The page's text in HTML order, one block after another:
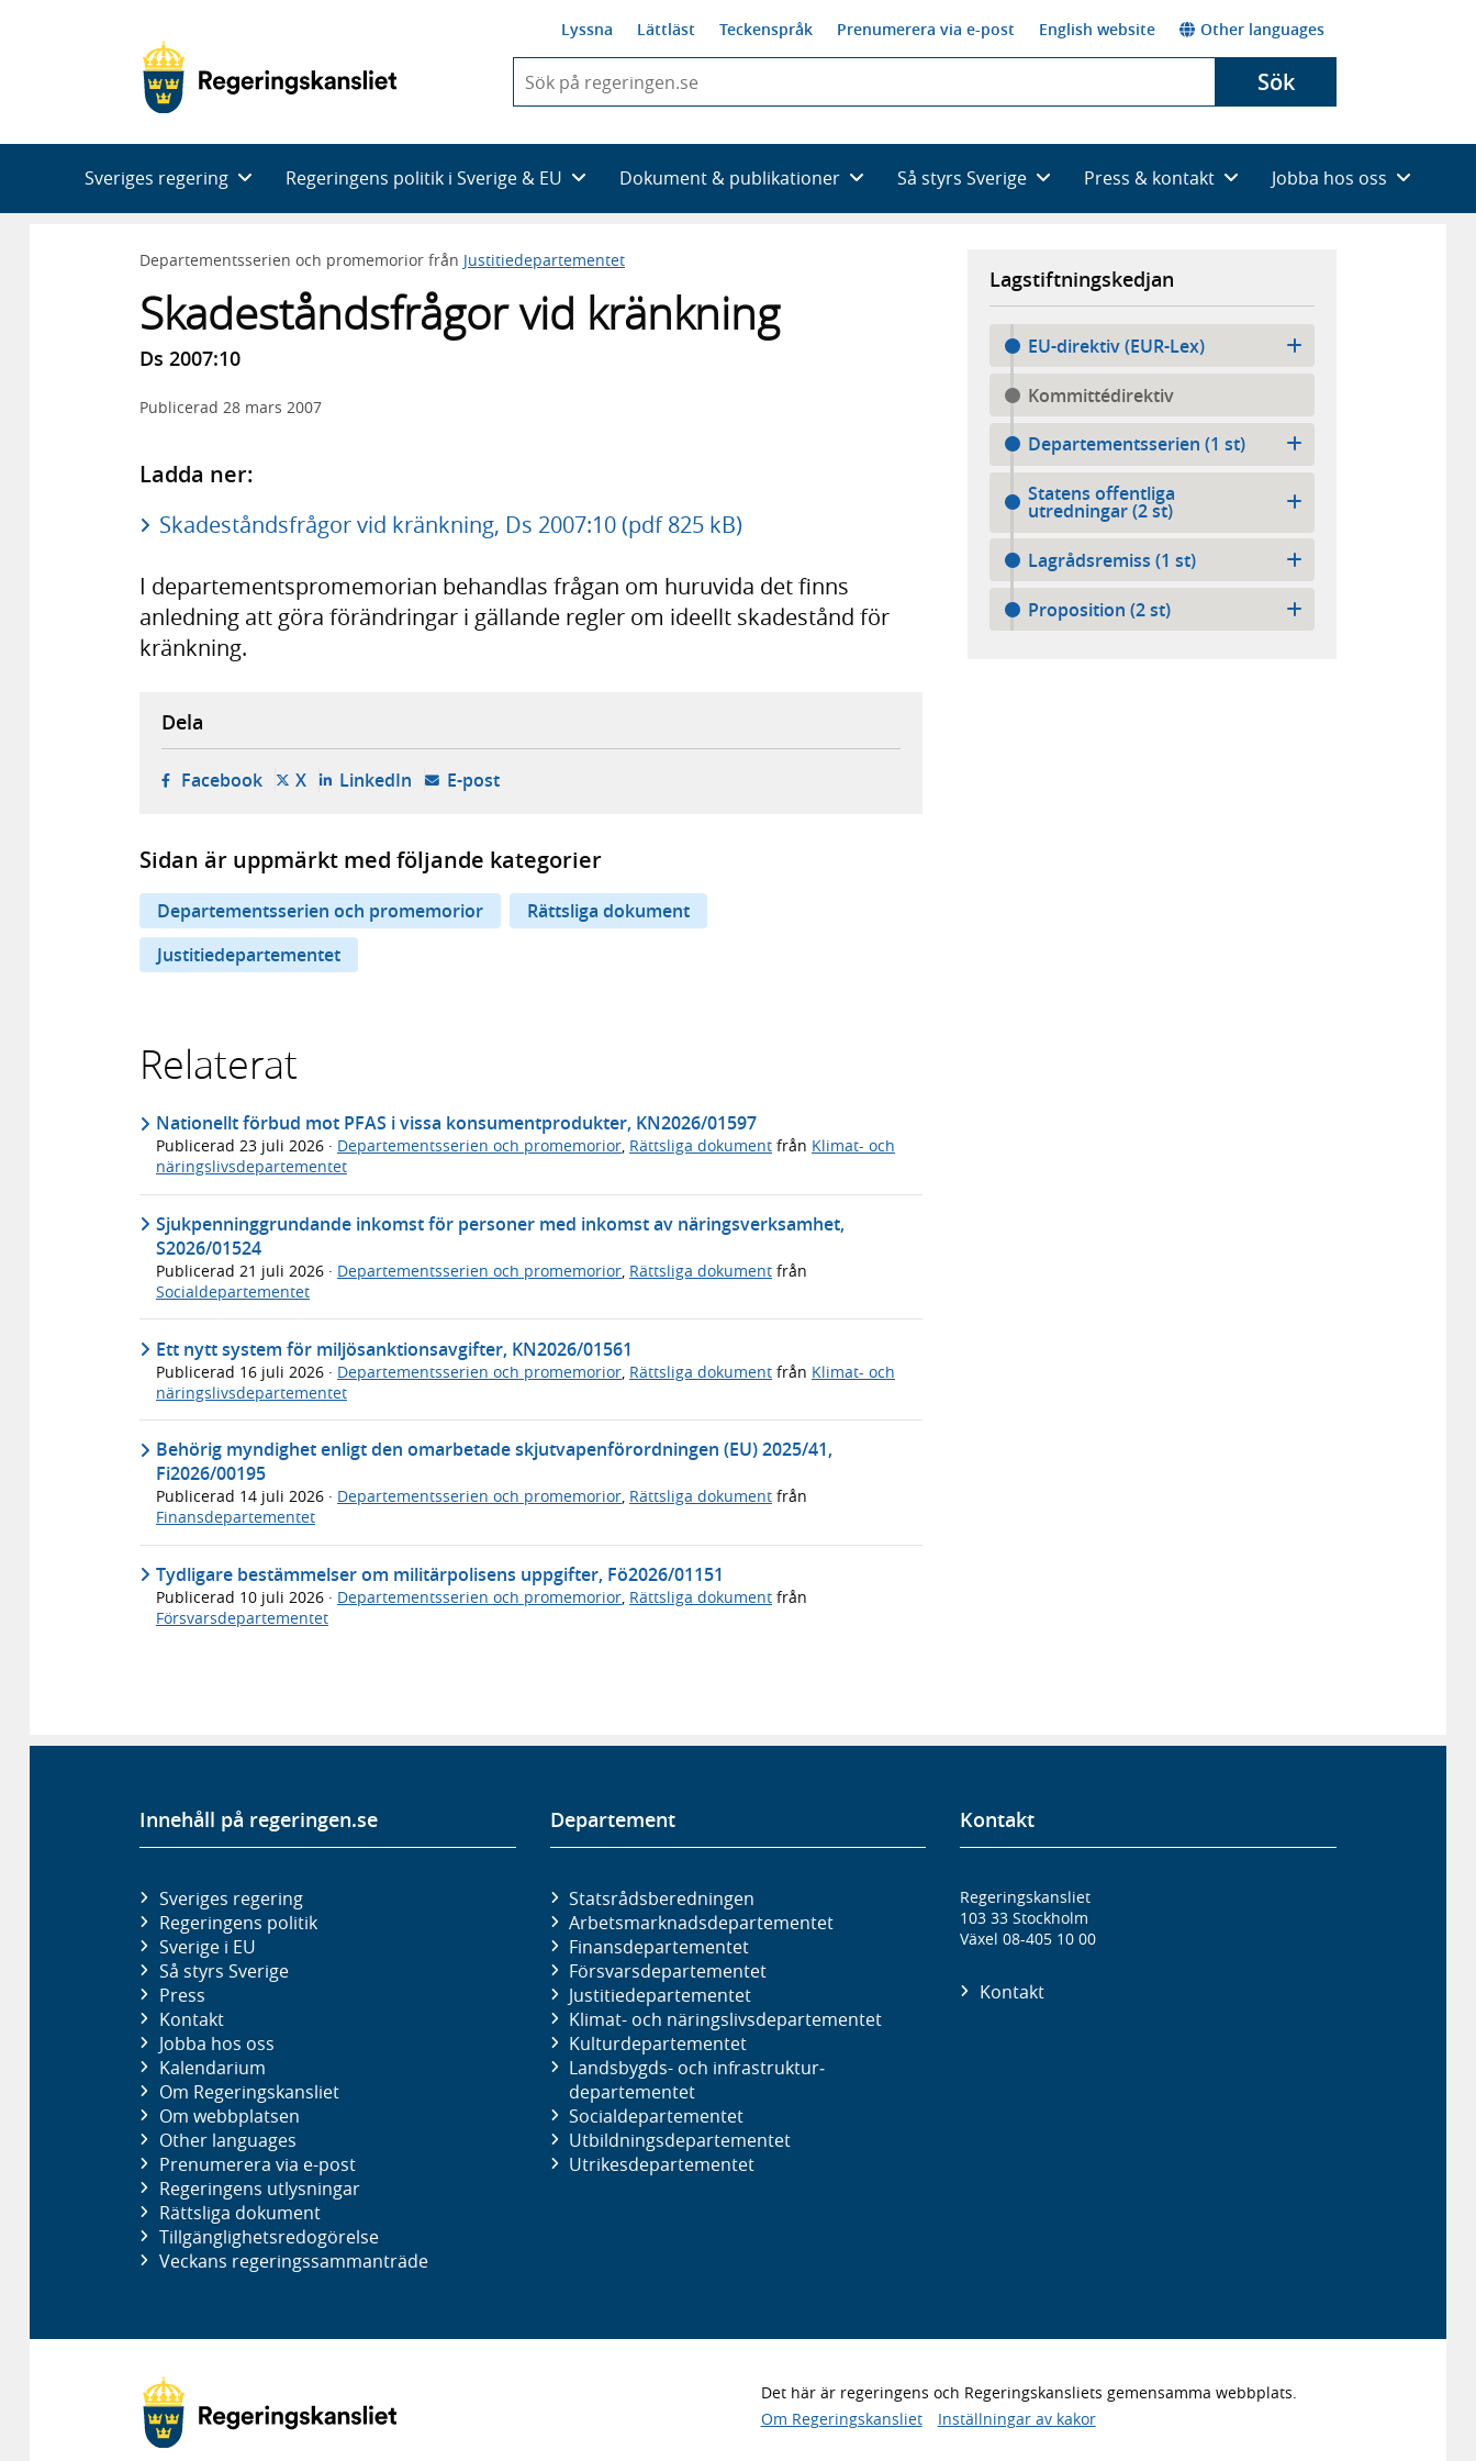
Lyssna Lättläst Teckenspråk Prenumerera via e-post English website Other languages
du
skriva
framträder
en
med
Sök
Sveriges regering Regeringens politik i Sverige & EU Dokument & publikationer Så styrs Sverige Press & kontakt Jobba hos oss
Departementsserien och promemorior från Justitiedepartementet
Skadeståndsfrågor vid kränkning
Ds 2007:10
Publicerad 28 mars 2007
Ladda ner:
Skadeståndsfrågor vid kränkning, Ds 2007:10 (pdf 825 kB)
I departementspromemorian behandlas frågan om huruvida det finns
anledning att göra förändringar i gällande regler om ideellt skadestånd för
kränkning.
Lagstiftningskedjan
EU-direktiv (EUR-Lex)
Kommittédirektiv
Departementsserien (1 st)
Statens offentliga
utredningar (2 st)
Lagrådsremiss (1 st)
Proposition (2 st)
Dela
Facebook- öppnas i ny flik, extern webbplats,
X- öppnas i ny flik, extern webbplats,
LinkedIn- öppnas i ny flik, extern webbplats,
E-post- öppnar din e-postklient,
Sidan är uppmärkt med följande kategorier
Departementsserien och promemorior
Rättsliga dokument
Justitiedepartementet
Relaterat
Nationellt förbud mot PFAS i vissa konsumentprodukter, KN2026/01597
Publicerad 23 juli 2026 · Departementsserien och promemorior, Rättsliga dokument från Klimat- och
näringslivsdepartementet
Sjukpenninggrundande inkomst för personer med inkomst av näringsverksamhet,
S2026/01524
Publicerad 21 juli 2026 · Departementsserien och promemorior, Rättsliga dokument från
Socialdepartementet
Ett nytt system för miljösanktionsavgifter, KN2026/01561
Publicerad 16 juli 2026 · Departementsserien och promemorior Rättsliga dokument från Klimat- och
näringslivsdepartementet
Behörig myndighet enligt den omarbetade skjutvapenförordningen (EU) 2025/41,
Fi2026/00195
Publicerad 14 juli 2026 · Departementsserien och promemorior, Rättsliga dokument från
Finansdepartementet
Tydligare bestämmelser om militärpolisens uppgifter, Fö2026/01151
Publicerad 10 juli 2026 · Departementsserien och promemorior, Rättsliga dokument från
Försvarsdepartementet
Innehåll på regeringen.se
Sveriges regering
Regeringens politik
Sverige i EU
Så styrs Sverige
Press
Kontakt
Jobba hos oss
Kalendarium
Om Regeringskansliet
Om webbplatsen
Other languages
Prenumerera via e-post
Regeringens utlysningar
Rättsliga dokument
Tillgänglighetsredogörelse
Veckans regeringssammanträde
Departement
Statsrådsberedningen
Arbetsmarknads­departementet
Finans­departementet
Försvars­departementet
Justitie­departementet
Klimat- och näringslivs­departementet
Kultur­departementet
Landsbygds- och infrastruktur­
departementet
Social­departementet
Utbildnings­departementet
Utrikes­departementet
Kontakt
Regeringskansliet
103 33 Stockholm
Växel 08-405 10 00
Kontakt
Det här är regeringens och Regeringskansliets gemensamma webbplats.
Om Regeringskansliet
Inställningar av kakor